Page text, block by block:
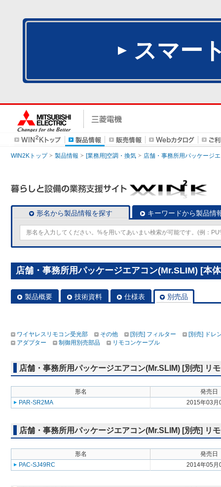
スマー
WIN2Kトップ 製品情報 [業務用]空調・換気 店舗・事務所用パッケージ
形名から製品情報を探す キーワードから製品情
店舗・事務所用パッケージエアコン(Mr.SLIM) [本
製品概要 技術資料 仕様表 別売品
ワイヤレスリモコン受光部 その他 [別売] フィルター
[別売] ドレ
アダプター
制御用別売部品 リモコンケーブル
店舗・事務所用パッケージエアコン(Mr.SLIM) [別売] リ
形名
発売日
PAR-SR2MA
2015年03月
店舗・事務所用パッケージエアコン(Mr.SLIM) [別売] リ
形名
発売日
PAC-SJ49RC
2014年05月